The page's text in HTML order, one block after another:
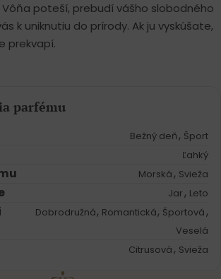
poteší, prebudí vášho slobodného
k uniknutiu do prírody. Ak ju vyskúšate,
prekvapí.
parfému
Bežný deň , Šport
Ľahký
Morská , Svieža
Jar , Leto
Dobrodružná, Romantická, Športová ,
Veselá
Citrusová , Svieža